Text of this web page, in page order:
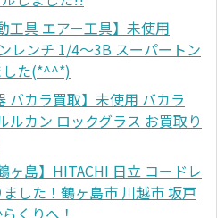
工具 エアー工具】未使用
レンチ 1/4～3B スーパートン
した(*^^*)
バカラ買取】未使用 バカラ
ルカン ロックグラス お買取り
ヶ島】HITACHI 日立 コードレ
した！鶴ヶ島市 川越市 坂戸
くりへ！